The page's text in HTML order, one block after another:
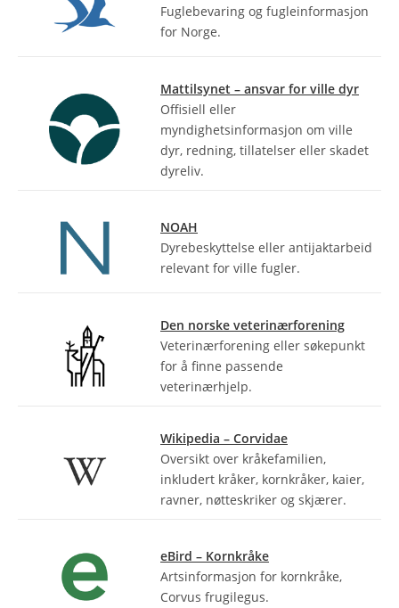
Fuglebevaring og fugleinformasjon
for Norge.
Mattilsynet – ansvar for ville dyr
Offisiell eller
myndighetsinformasjon om ville
dyr, redning, tillatelser eller skadet
dyreliv.
NOAH
Dyrebeskyttelse eller antijaktarbeid
relevant for ville fugler.
Den norske veterinærforening
Veterinærforening eller søkepunkt
for å finne passende
veterinærhjelp.
Wikipedia – Corvidae
Oversikt over kråkefamilien,
inkludert kråker, kornkråker, kaier,
ravner, nøtteskriker og skjærer.
eBird – Kornkråke
Artsinformasjon for kornkråke,
Corvus frugilegus.